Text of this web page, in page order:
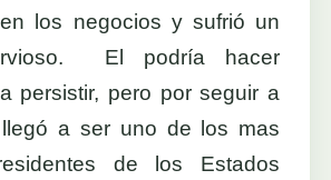
los negocios y sufrió un
El podría hacer
persistir, pero por seguir a
a ser uno de los mas
de los Estados